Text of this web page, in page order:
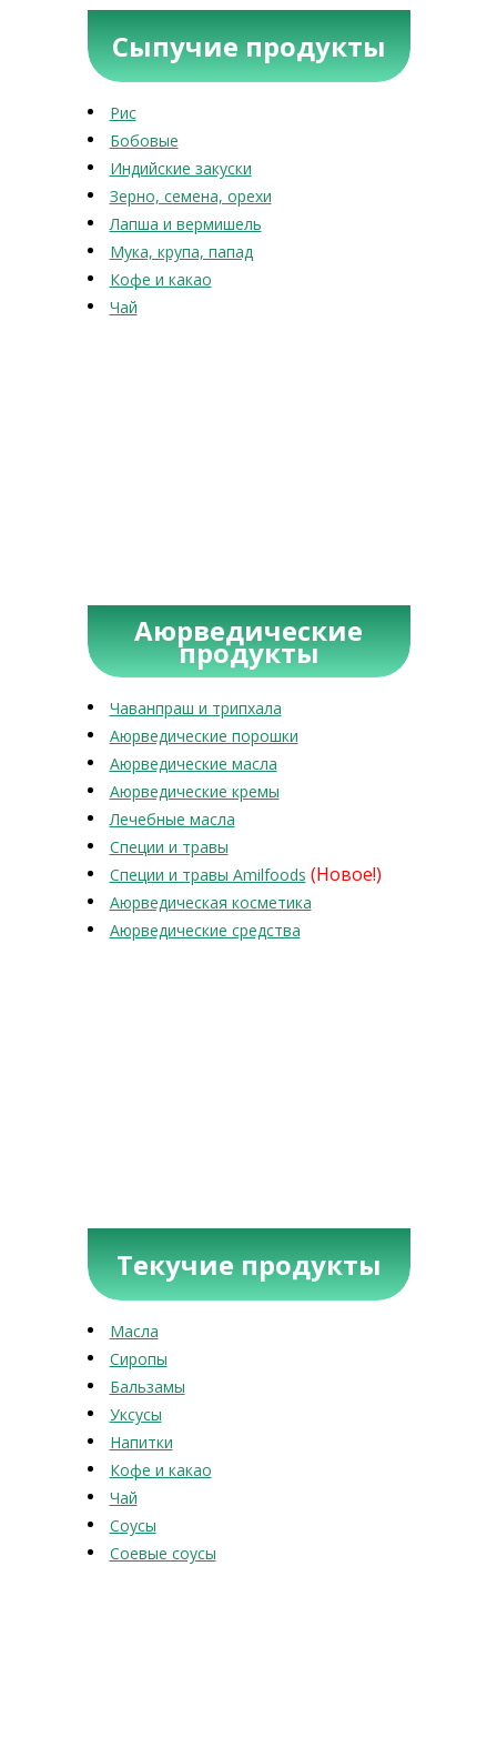
Сыпучие продукты
Рис
Бобовые
Индийские закуски
Зерно, семена, орехи
Лапша и вермишель
Мука, крупа, папад
Кофе и какао
Чай
Аюрведические
продукты
Чаванпраш и трипхала
Аюрведические порошки
Аюрведические масла
Аюрведические кремы
Лечебные масла
Специи и травы
Специи и травы Amilfoods (Новое!)
Аюрведическая косметика
Аюрведические средства
Текучие продукты
Масла
Сиропы
Бальзамы
Уксусы
Напитки
Кофе и какао
Чай
Соусы
Соевые соусы